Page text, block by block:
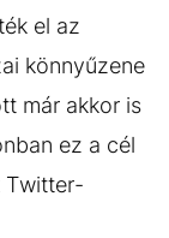
el az
könnyűzene
már akkor is
ez a cél
Twitter-